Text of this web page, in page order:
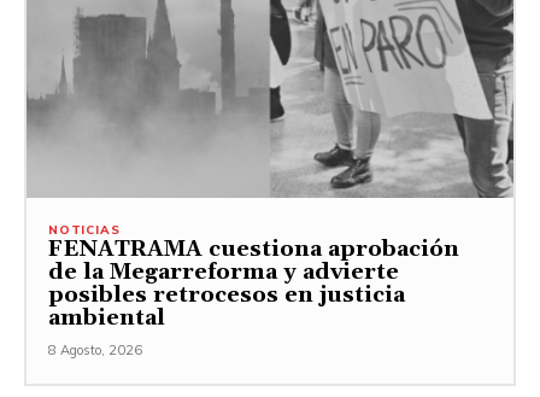
NOTICIAS
FENATRAMA cuestiona aprobación
de la Megarreforma y advierte
posibles retrocesos en justicia
ambiental
8 Agosto, 2026